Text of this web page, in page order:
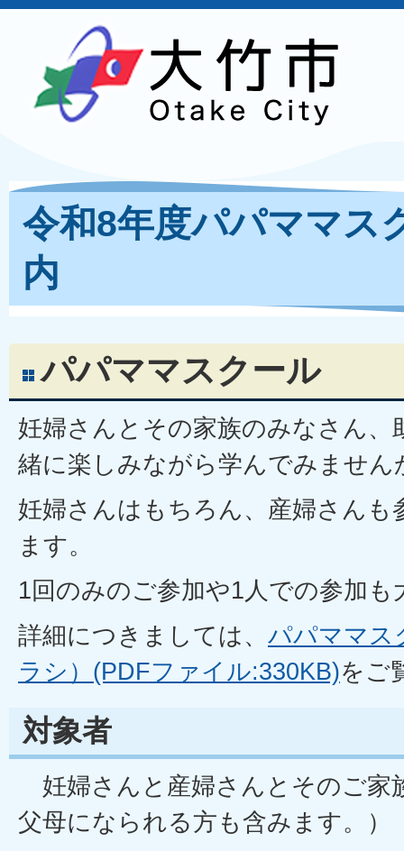
令和8年度パパママス
内
パパママスクール
妊婦さんとその家族のみなさん、
緒に楽しみながら学んでみません
妊婦さんはもちろん、産婦さんも
ます。
1回のみのご参加や1人での参加も
詳細につきましては、 パパママス
ラシ）(PDFファイル:330KB)をご
対象者
妊婦さんと産婦さんとそのご家
父母になられる方も含みます。）